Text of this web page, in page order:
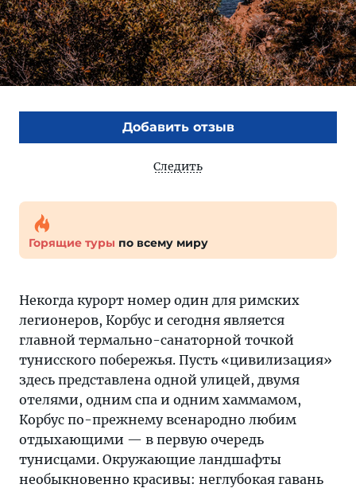
Добавить отзыв
Следить
Горящие туры по всему миру
Некогда курорт номер один для римских
легионеров, Корбус и сегодня является
главной термально-санаторной точкой
тунисского побережья. Пусть «цивилизация»
здесь представлена одной улицей, двумя
отелями, одним спа и одним хаммамом,
Корбус по-прежнему всенародно любим
отдыхающими — в первую очередь
тунисцами. Окружающие ландшафты
необыкновенно красивы: неглубокая гавань